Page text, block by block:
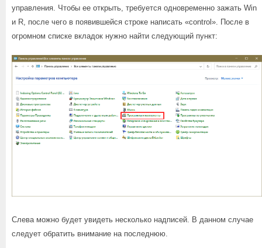
управления. Чтобы ее открыть, требуется одновременно зажать Win
и R, после чего в появившейся строке написать «control». После в
огромном списке вкладок нужно найти следующий пункт:
Слева можно будет увидеть несколько надписей. В данном случае
следует обратить внимание на последнюю.